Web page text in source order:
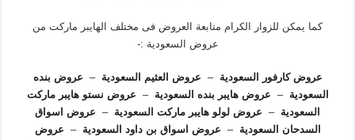
كما يمكن للزوار الكرام متابعة العروض فى مختلف الهايبر ماركت من
عروض السعودية :-
عروض كارفور السعودية – عروض العثيم السعودية –
عروض بنده
السعودية – عروض هايبر بنده السعودية –
عروض نستو هايبر ماركت
السعودية – عروض لولو هايبر ماركت السعودية –
عروض اسواق
السدحان السعودية – عروض اسواق بن داود السعودية –
عروض